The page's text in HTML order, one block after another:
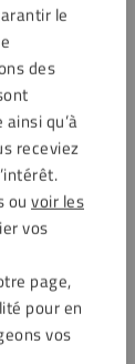
le
des
qu’à
receviez
ou voir les
vos
page,
pour en
vos
rondelle en